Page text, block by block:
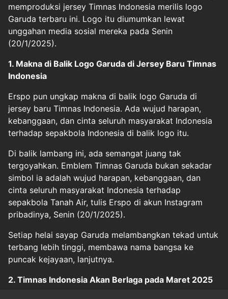
memproduksi jersey Timnas Indonesia merilis logo
Garuda terbaru ini. Logo itu diumumkan lewat
unggahan media sosial mereka pada Senin
(20/1/2025).
1. Makna di Balik Logo Garuda di Jersey Baru Timnas
Indonesia
Erspo pun ungkap makna di balik logo Garuda di
jersey baru Timnas Indonesia. Ada wujud harapan,
kebanggaan, dan cinta seluruh masyarakat Indonesia
terhadap sepakbola Indonesia di balik logo itu.
Di balik lambang ini, ada semangat juang tak
tergoyahkan. Emblem Timnas Garuda bukan sekadar
simbol ia adalah wujud harapan, kebanggaan, dan
cinta seluruh masyarakat Indonesia terhadap
sepakbola Tanah Air, tulis Erspo di akun Instagram
pribadinya, Senin (20/1/2025).
Setiap helai sayap Garuda melambangkan tekad untuk
terbang lebih tinggi, membawa nama bangsa ke
puncak kejayaan, lanjutnya.
2. Timnas Indonesia Akan Berlaga pada Maret 2025